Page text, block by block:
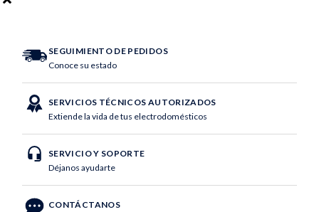
SEGUIMIENTO DE PEDIDOS
Conoce su estado
SERVICIOS TÉCNICOS AUTORIZADOS
Extiende la vida de tus electrodomésticos
SERVICIO Y SOPORTE
Déjanos ayudarte
CONTÁCTANOS